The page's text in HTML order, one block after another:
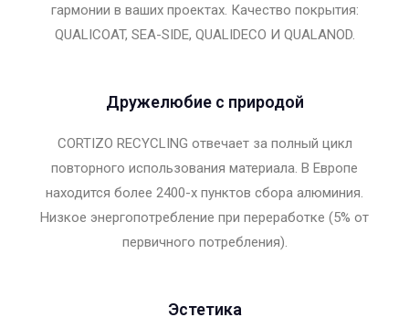
гармонии в ваших проектах. Качество покрытия:
QUALICOAT, SEA-SIDE, QUALIDECO И QUALANOD.
Дружелюбие с природой
CORTIZO RECYCLING отвечает за полный цикл
повторного использования материала. В Европе
находится более 2400-х пунктов сбора алюминия.
Низкое энергопотребление при переработке (5% от
первичного потребления).
Эстетика